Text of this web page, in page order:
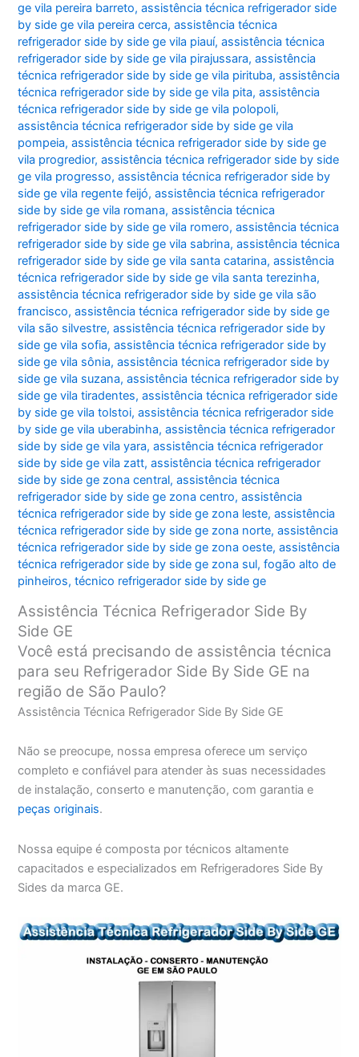
ge vila pereira barreto,assistência técnica refrigerador side
by side ge vila pereira cerca,assistência técnica
refrigerador side by side ge vila piauí,assistência técnica
refrigerador side by side ge vila pirajussara,assistência
técnica refrigerador side by side ge vila pirituba,assistência
técnica refrigerador side by side ge vila pita,assistência
técnica refrigerador side by side ge vila polopoli,
assistência técnica refrigerador side by side ge vila
pompeia,assistência técnica refrigerador side by side ge
vila progredior,assistência técnica refrigerador side by side
ge vila progresso,assistência técnica refrigerador side by
side ge vila regente feijó,assistência técnica refrigerador
side by side ge vila romana,assistência técnica
refrigerador side by side ge vila romero,assistência técnica
refrigerador side by side ge vila sabrina,assistência técnica
refrigerador side by side ge vila santa catarina,assistência
técnica refrigerador side by side ge vila santa terezinha,
assistência técnica refrigerador side by side ge vila são
francisco,assistência técnica refrigerador side by side ge
vila são silvestre,assistência técnica refrigerador side by
side ge vila sofia,assistência técnica refrigerador side by
side ge vila sônia,assistência técnica refrigerador side by
side ge vila suzana,assistência técnica refrigerador side by
side ge vila tiradentes,assistência técnica refrigerador side
by side ge vila tolstoi,assistência técnica refrigerador side
by side ge vila uberabinha,assistência técnica refrigerador
side by side ge vila yara,assistência técnica refrigerador
side by side ge vila zatt,assistência técnica refrigerador
side by side ge zona central,assistência técnica
refrigerador side by side ge zona centro,assistência
técnica refrigerador side by side ge zona leste,assistência
técnica refrigerador side by side ge zona norte,assistência
técnica refrigerador side by side ge zona oeste,assistência
técnica refrigerador side by side ge zona sul,fogão alto de
pinheiros,técnico refrigerador side by side ge
Assistência Técnica Refrigerador Side By
Side GE
Você está precisando de assistência técnica
para seu Refrigerador Side By Side GE na
região de São Paulo?
Assistência Técnica Refrigerador Side By Side GE
Não se preocupe, nossa empresa oferece um serviço
completo e confiável para atender às suas necessidades
de instalação, conserto e manutenção, com garantia e
peças originais.
Nossa equipe é composta por técnicos altamente
capacitados e especializados em Refrigeradores Side By
Sides da marca GE.